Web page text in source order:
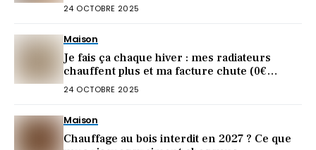
24 OCTOBRE 2025
Maison
Je fais ça chaque hiver : mes radiateurs
chauffent plus et ma facture chute (0€
dépensé)
24 OCTOBRE 2025
Maison
Chauffage au bois interdit en 2027 ? Ce que